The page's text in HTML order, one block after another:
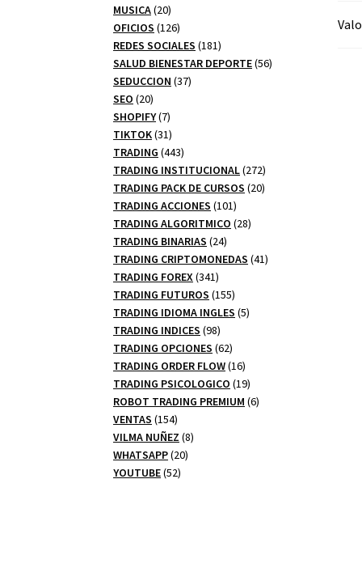
MUSICA 2020
productos
OFICIOS 126126
productos
REDES SOCIALES 181181
productos
SALUD BIENESTAR DEPORTE 5656
SEDUCCION 3737
SEO 2020
productos
SHOPIFY 77
productos
TIKTOK 3131
productos
TRADING 443443
productos
TRADING INSTITUCIONAL 272272
productos
TRADING PACK DE CURSOS 2020
TRADING ACCIONES 101101
productos
TRADING ALGORITMICO 2828
TRADING BINARIAS 2424
productos
TRADING CRIPTOMONEDAS 4141
TRADING FOREX 341341
productos
TRADING FUTUROS 155155
productos
TRADING IDIOMA INGLES 55
TRADING INDICES 9898
productos
TRADING OPCIONES 6262
productos
TRADING ORDER FLOW 1616
productos
TRADING PSICOLOGICO 1919
productos
ROBOT TRADING PREMIUM 66
VENTAS 154154
productos
VILMA NUÑEZ 88
WHATSAPP 2020
YOUTUBE 5252